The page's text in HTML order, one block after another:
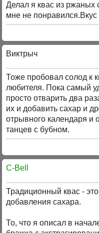
Делал я квас из ржаных
мне не
Виктрыч
Тоже пробовал солод к
любителя. Пока самый
просто отварить два
их и добавить сахар и
отрывного календаря и
танцев с бубном.
C-Bell
Традиционный квас -
добавления сахара.
То, что я описал в